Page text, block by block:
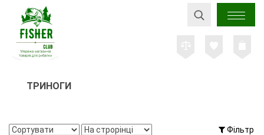
ТРИНОГИ
Фільтр